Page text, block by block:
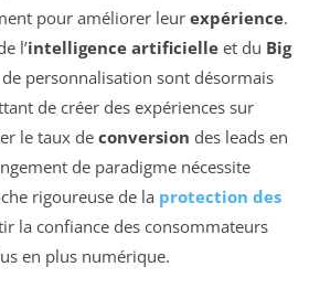
pour améliorer leur expérience.
l’intelligence artificielle et du Big
personnalisation sont désormais
de créer des expériences sur
le taux de conversion des leads en
de paradigme nécessite
rigoureuse de la protection des
la confiance des consommateurs
en plus numérique.